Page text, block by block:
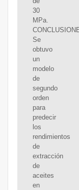
30
MPa.
Se
obtuvo
un
modelo
de
segundo
orden
para
predecir
los
rendimientos
de
extracción
de
aceites
en